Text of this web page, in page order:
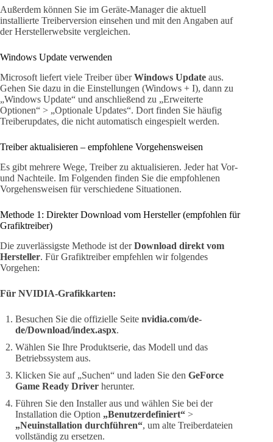
Außerdem können Sie im Geräte-Manager die aktuell
installierte Treiberversion einsehen und mit den Angaben auf
der Herstellerwebsite vergleichen.
Windows Update verwenden
Microsoft liefert viele Treiber überWindows Update aus.
Gehen Sie dazu in die Einstellungen (Windows + I), dann zu
„Windows Update“ und anschließend zu „Erweiterte
Optionen“ > „Optionale Updates“. Dort finden Sie häufig
Treiberupdates, die nicht automatisch eingespielt werden.
Treiber aktualisieren – empfohlene Vorgehensweisen
Es gibt mehrere Wege, Treiber zu aktualisieren. Jeder hat Vor-
und Nachteile. Im Folgenden finden Sie die empfohlenen
Vorgehensweisen für verschiedene Situationen.
Methode 1: Direkter Download vom Hersteller (empfohlen für
Grafiktreiber)
Die zuverlässigste Methode ist derDownload direkt vom
Hersteller. Für Grafiktreiber empfehlen wir folgendes
Vorgehen:
Für NVIDIA-Grafikkarten:
Besuchen Sie die offizielle Seite nvidia.com/de-
de/Download/index.aspx.
Wählen Sie Ihre Produktserie, das Modell und das
Betriebssystem aus.
Klicken Sie auf „Suchen“ und laden Sie den GeForce
Game Ready Driver herunter.
Führen Sie den Installer aus und wählen Sie bei der
Installation die Option „Benutzerdefiniert“ >
„Neuinstallation durchführen“, um alte Treiberdateien
vollständig zu ersetzen.